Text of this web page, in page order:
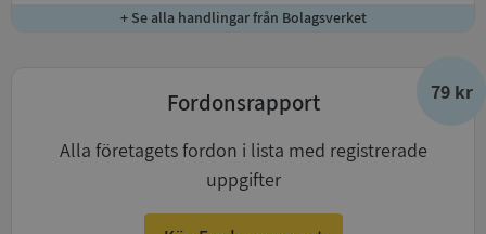
+ Se alla handlingar från Bolagsverket
79 kr
Fordonsrapport
Alla företagets fordon i lista med registrerade
uppgifter